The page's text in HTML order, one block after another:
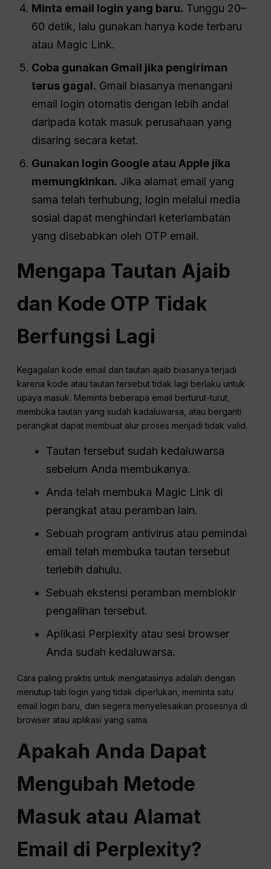
Minta email login yang baru. Tunggu 20–
60 detik, lalu gunakan hanya kode terbaru
atau Magic Link.
Coba gunakan Gmail jika pengiriman
terus gagal. Gmail biasanya menangani
email login otomatis dengan lebih andal
daripada kotak masuk perusahaan yang
disaring secara ketat.
Gunakan login Google atau Apple jika
memungkinkan. Jika alamat email yang
sama telah terhubung, login melalui media
sosial dapat menghindari keterlambatan
yang disebabkan oleh OTP email.
Mengapa Tautan Ajaib
dan Kode OTP Tidak
Berfungsi Lagi
Kegagalan kode email dan tautan ajaib biasanya terjadi
karena kode atau tautan tersebut tidak lagi berlaku untuk
upaya masuk. Meminta beberapa email berturut-turut,
membuka tautan yang sudah kadaluwarsa, atau berganti
perangkat dapat membuat alur proses menjadi tidak valid.
Tautan tersebut sudah kedaluwarsa
sebelum Anda membukanya.
Anda telah membuka Magic Link di
perangkat atau peramban lain.
Sebuah program antivirus atau pemindai
email telah membuka tautan tersebut
terlebih dahulu.
Sebuah ekstensi peramban memblokir
pengalihan tersebut.
Aplikasi Perplexity atau sesi browser
Anda sudah kedaluwarsa.
Cara paling praktis untuk mengatasinya adalah dengan
menutup tab login yang tidak diperlukan, meminta satu
email login baru, dan segera menyelesaikan prosesnya di
browser atau aplikasi yang sama.
Apakah Anda Dapat
Mengubah Metode
Masuk atau Alamat
Email di Perplexity?